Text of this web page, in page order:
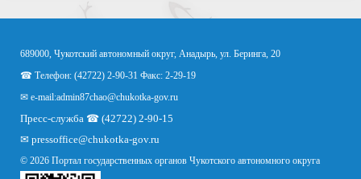
689000, Чукотский автономный округ, Анадырь, ул. Беринга, 20
☎ Телефон: (42722) 2-90-31 Факс: 2-29-19
✉ e-mail:admin87chao@chukotka-gov.ru
Пресс-служба ☎ (42722) 2-90-15
✉ pressoffice@chukotka-gov.ru
© 2026 Портал государственных органов Чукотского автономного округа